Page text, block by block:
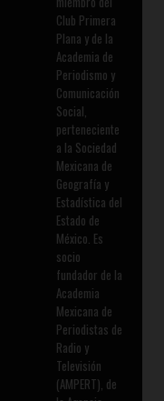
Club Primera
Plana y de la
Academia de
Periodismo y
Comunicación
Social,
perteneciente
a la Sociedad
Mexicana de
Geografía y
Estadística del
Estado de
México. Es
socio
fundador de la
Academia
Mexicana de
Periodistas de
Radio y
Televisión
(AMPERT), de